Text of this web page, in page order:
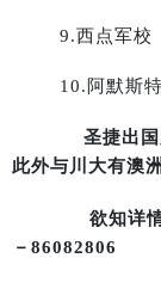
9.西点军校
10. 阿默斯
圣捷出国
此外与川大有澳
欲知详情
－86082806